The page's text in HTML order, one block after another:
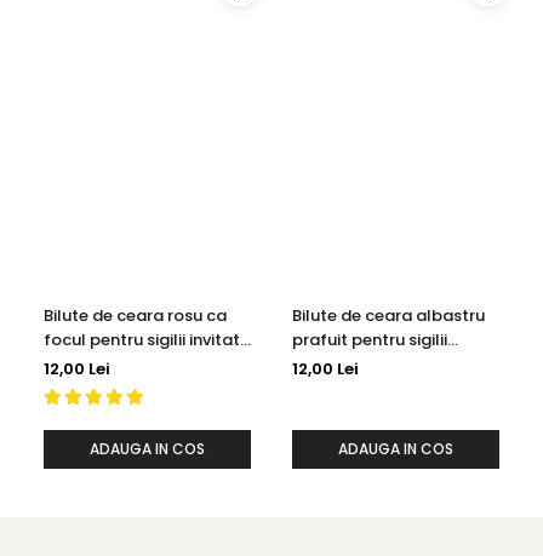
Bilute de ceara rosu ca
focul pentru sigilii invitatii
de nunta, 100
bucati/pachet
12,00 Lei
ADAUGA IN COS
Bilute de ceara albastru
prafuit pentru sigilii
invitatii de nunta, 100
12,00 Lei
ADAUGA IN COS